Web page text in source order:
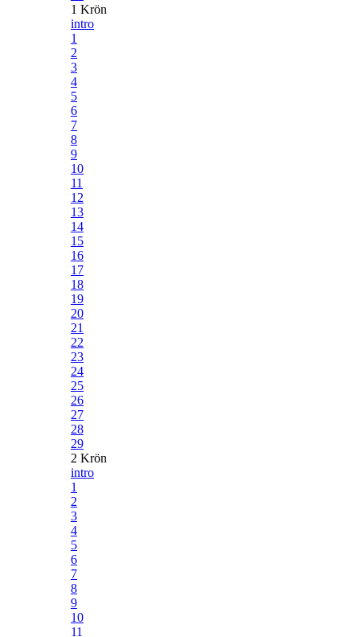
1 Krön
intro
1
2
3
4
5
6
7
8
9
10
11
12
13
14
15
16
17
18
19
20
21
22
23
24
25
26
27
28
29
2 Krön
intro
1
2
3
4
5
6
7
8
9
10
11